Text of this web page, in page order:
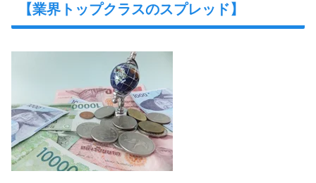
【業界トップクラスのスプレッド】